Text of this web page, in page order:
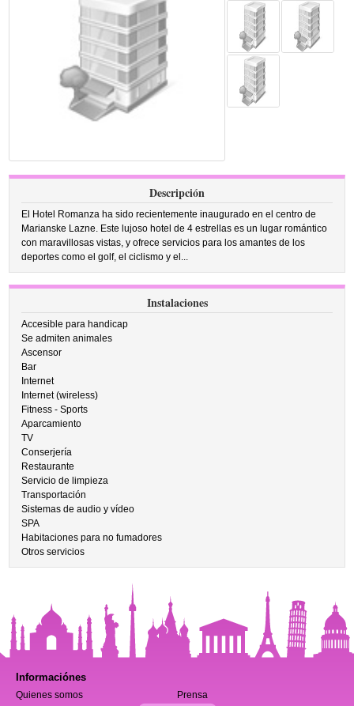
Descripción
El Hotel Romanza ha sido recientemente inaugurado en el centro de
Marianske Lazne. Este lujoso hotel de 4 estrellas es un lugar romántico
con maravillosas vistas, y ofrece servicios para los amantes de los
deportes como el golf, el ciclismo y el...
Instalaciones
Accesible para handicap
Se admiten animales
Ascensor
Bar
Internet
Internet (wireless)
Fitness - Sports
Aparcamiento
TV
Conserjería
Restaurante
Servicio de limpieza
Transportación
Sistemas de audio y vídeo
SPA
Habitaciones para no fumadores
Otros servicios
Informaciónes
Quienes somos
Prensa